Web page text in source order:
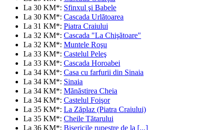
La 30 KM*: Sfinxul şi Babele
La 30 KM*: Cascada Urlătoarea
La 31 KM*: Piatra Craiului
La 32 KM*: Cascada "La Chişătoare"
La 32 KM*: Muntele Roşu
La 33 KM*: Castelul Peleş
La 33 KM*: Cascada Horoabei
La 34 KM*: Casa cu farfurii din Sinaia
La 34 KM*: Sinaia
La 34 KM*: Mănăstirea Cheia
La 34 KM*: Castelul Foişor
La 35 KM*: La Zăplaz (Piatra Craiului)
La 35 KM*: Cheile Tătarului
La 36 KM*: Bisericile rupestre de la [...]